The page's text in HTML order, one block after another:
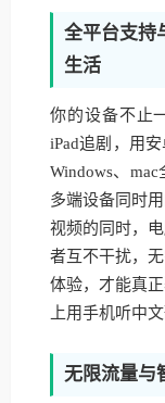
全平台支持
生活
你的设备不止
iPad追剧，用
Windows、
多端设备同时
视频的同时，
者互不干扰，
体验，才能真
上用手机听中
无限流量与